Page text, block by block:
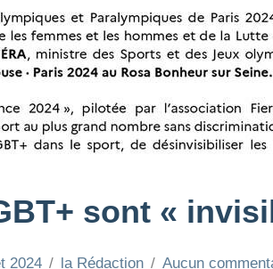
sont «
2024 la Rédaction Aucun